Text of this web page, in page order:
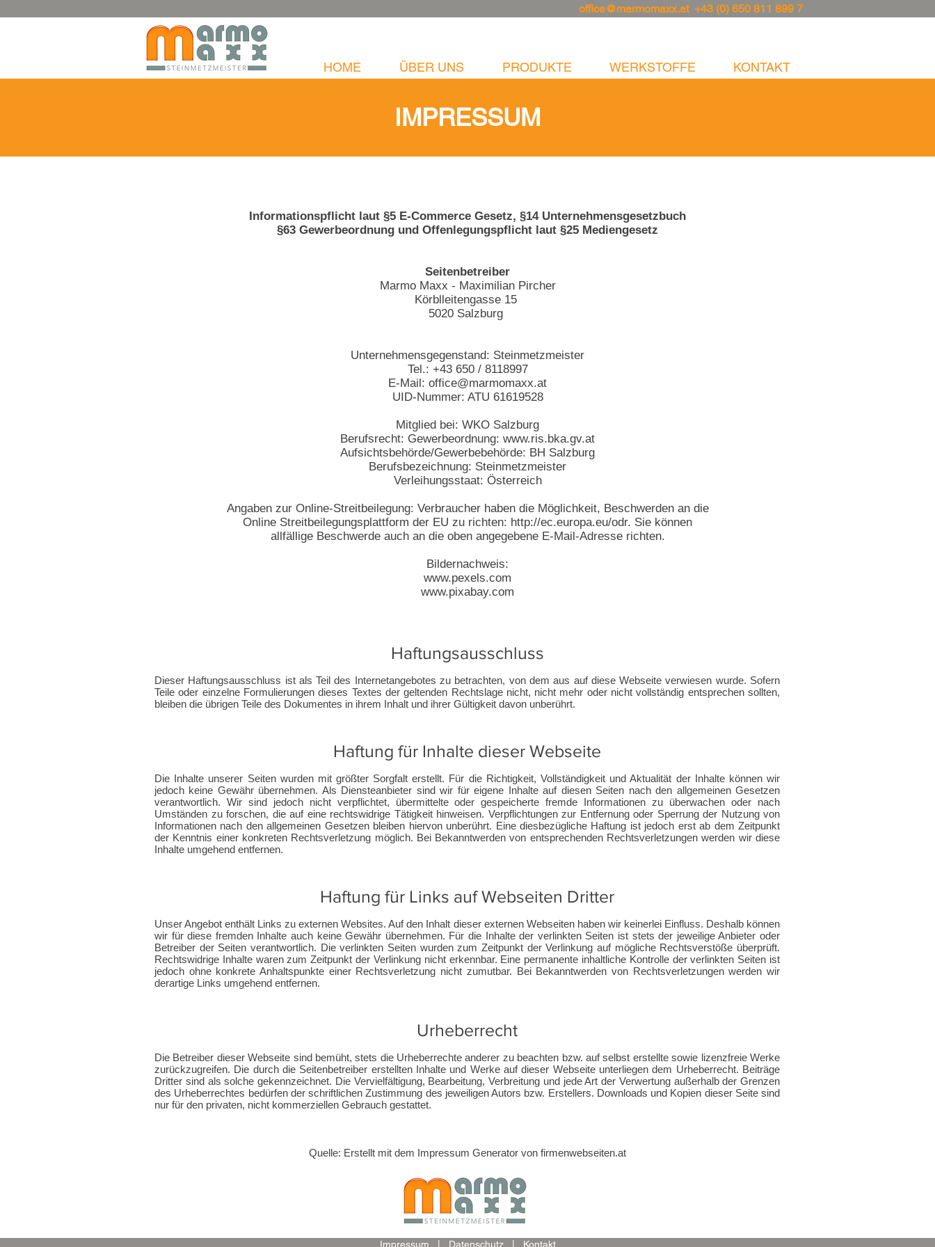
office@marmomaxx.at +43 (0) 650 811 899 7
HOME ÜBER UNS PRODUKTE WERKSTOFFE KONTAKT
IMPRESSUM
Informationspflicht laut §5 E-Commerce Gesetz, §14 Unternehmensgesetzbuch
§63 Gewerbeordnung und Offenlegungspflicht laut §25 Mediengesetz
Seitenbetreiber
Marmo Maxx - Maximilian Pircher
Körblleitengasse 15
5020 Salzburg
Unternehmensgegenstand: Steinmetzmeister
Tel.: +43 650 / 8118997
E-Mail: office@marmomaxx.at
UID-Nummer: ATU 61619528
Mitglied bei: WKO Salzburg
Berufsrecht: Gewerbeordnung: www.ris.bka.gv.at
Aufsichtsbehörde/Gewerbebehörde: BH Salzburg
Berufsbezeichnung: Steinmetzmeister
Verleihungsstaat: Österreich
Angaben zur Online-Streitbeilegung: Verbraucher haben die Möglichkeit, Beschwerden an die
Online Streitbeilegungsplattform der EU zu richten: http://ec.europa.eu/odr. Sie können
allfällige Beschwerde auch an die oben angegebene E-Mail-Adresse richten.
Bildernachweis:
www.pexels.com
www.pixabay.com
Haftungsausschluss
Dieser Haftungsausschluss ist als Teil des Internetangebotes zu betrachten, von dem aus auf diese Webseite verwiesen wurde. Sofern
Teile oder einzelne Formulierungen dieses Textes der geltenden Rechtslage nicht, nicht mehr oder nicht vollständig entsprechen sollten,
bleiben die übrigen Teile des Dokumentes in ihrem Inhalt und ihrer Gültigkeit davon unberührt.
Haftung für Inhalte dieser Webseite
Die Inhalte unserer Seiten wurden mit größter Sorgfalt erstellt. Für die Richtigkeit, Vollständigkeit und Aktualität der Inhalte können wir
jedoch keine Gewähr übernehmen. Als Diensteanbieter sind wir für eigene Inhalte auf diesen Seiten nach den allgemeinen Gesetzen
verantwortlich. Wir sind jedoch nicht verpflichtet, übermittelte oder gespeicherte fremde Informationen zu überwachen oder nach
Umständen zu forschen, die auf eine rechtswidrige Tätigkeit hinweisen. Verpflichtungen zur Entfernung oder Sperrung der Nutzung von
Informationen nach den allgemeinen Gesetzen bleiben hiervon unberührt. Eine diesbezügliche Haftung ist jedoch erst ab dem Zeitpunkt
der Kenntnis einer konkreten Rechtsverletzung möglich. Bei Bekanntwerden von entsprechenden Rechtsverletzungen werden wir diese
Inhalte umgehend entfernen.
Haftung für Links auf Webseiten Dritter
Unser Angebot enthält Links zu externen Websites. Auf den Inhalt dieser externen Webseiten haben wir keinerlei Einfluss. Deshalb können
wir für diese fremden Inhalte auch keine Gewähr übernehmen. Für die Inhalte der verlinkten Seiten ist stets der jeweilige Anbieter oder
Betreiber der Seiten verantwortlich. Die verlinkten Seiten wurden zum Zeitpunkt der Verlinkung auf mögliche Rechtsverstöße überprüft.
Rechtswidrige Inhalte waren zum Zeitpunkt der Verlinkung nicht erkennbar. Eine permanente inhaltliche Kontrolle der verlinkten Seiten ist
jedoch ohne konkrete Anhaltspunkte einer Rechtsverletzung nicht zumutbar. Bei Bekanntwerden von Rechtsverletzungen werden wir
derartige Links umgehend entfernen.
Urheberrecht
Die Betreiber dieser Webseite sind bemüht, stets die Urheberrechte anderer zu beachten bzw. auf selbst erstellte sowie lizenzfreie Werke
zurückzugreifen. Die durch die Seitenbetreiber erstellten Inhalte und Werke auf dieser Webseite unterliegen dem Urheberrecht. Beiträge
Dritter sind als solche gekennzeichnet. Die Vervielfältigung, Bearbeitung, Verbreitung und jede Art der Verwertung außerhalb der Grenzen
des Urheberrechtes bedürfen der schriftlichen Zustimmung des jeweiligen Autors bzw. Erstellers. Downloads und Kopien dieser Seite sind
nur für den privaten, nicht kommerziellen Gebrauch gestattet.
Quelle: Erstellt mit dem Impressum Generator von firmenwebseiten.at
Impressum Datenschutz| Kontakt